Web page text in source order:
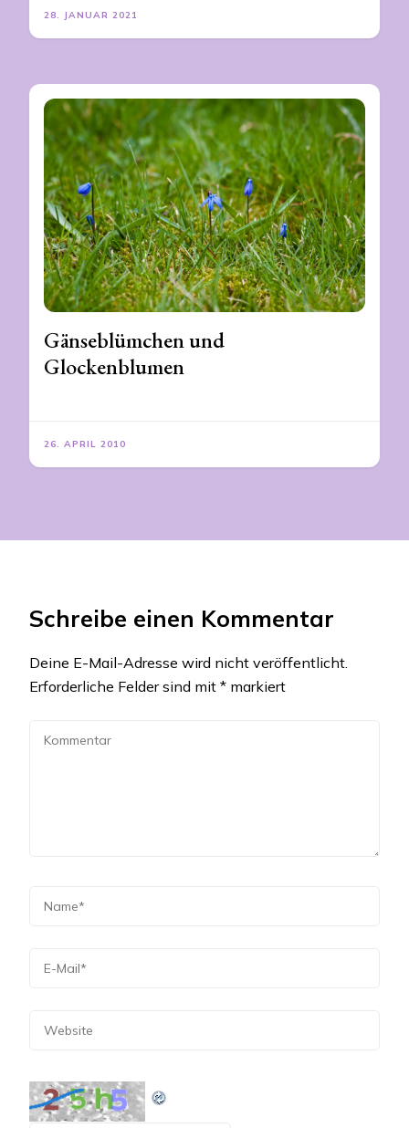
28. JANUAR 2021
Gänseblümchen und
Glockenblumen
26. APRIL 2010
Schreibe einen Kommentar
Deine E-Mail-Adresse wird nicht veröffentlicht.
Erforderliche Felder sind mit * markiert